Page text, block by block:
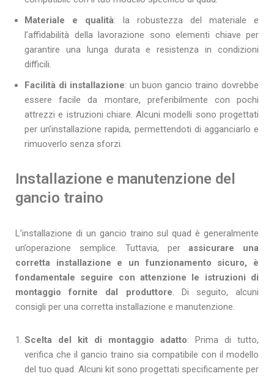
Materiale e qualità: la robustezza del materiale e
l’affidabilità della lavorazione sono elementi chiave per
garantire una lunga durata e resistenza in condizioni
difficili.
Facilità di installazione: un buon gancio traino dovrebbe
essere facile da montare, preferibilmente con pochi
attrezzi e istruzioni chiare. Alcuni modelli sono progettati
per un’installazione rapida, permettendoti di agganciarlo e
rimuoverlo senza sforzi.
Installazione e manutenzione del
gancio traino
L’installazione di un gancio traino sul quad è generalmente
un’operazione semplice. Tuttavia, perassicurare una
corretta installazione e un funzionamento sicuro, è
fondamentale seguire con attenzione le istruzioni di
montaggio fornite dal produttore. Di seguito, alcuni
consigli per una corretta installazione e manutenzione.
Scelta del kit di montaggio adatto: Prima di tutto,
verifica che il gancio traino sia compatibile con il modello
del tuo quad. Alcuni kit sono progettati specificamente per